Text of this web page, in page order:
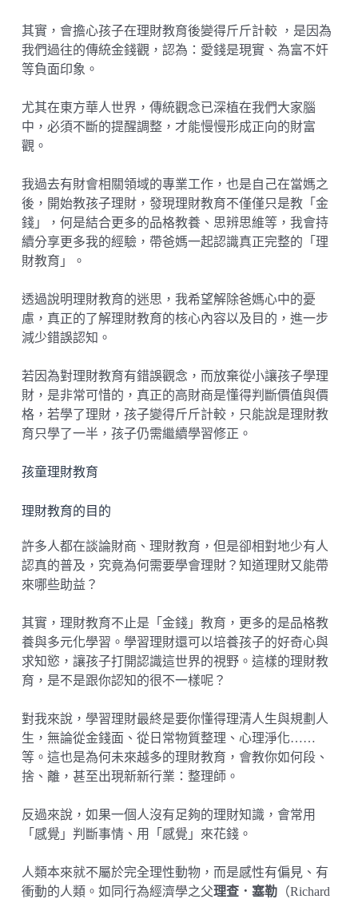
其實，會擔心孩子在理財教育後變得斤斤計較 ，是因為
我們過往的傳統金錢觀，認為：愛錢是現實、為富不奸
等負面印象。
尤其在東方華人世界，傳統觀念已深植在我們大家腦
中，必須不斷的提醒調整，才能慢慢形成正向的財富
觀。
我過去有財會相關領域的專業工作，也是自己在當媽之
後，開始教孩子理財，發現理財教育不僅僅只是教「金
錢」，何是結合更多的品格教養、思辨思維等，我會持
續分享更多我的經驗，帶爸媽一起認識真正完整的「理
財教育」。
透過說明理財教育的迷思，我希望解除爸媽心中的憂
慮，真正的了解理財教育的核心內容以及目的，進一步
減少錯誤認知。
若因為對理財教育有錯誤觀念，而放棄從小讓孩子學理
財，是非常可惜的，真正的高財商是懂得判斷價值與價
格，若學了理財，孩子變得斤斤計較，只能說是理財教
育只學了一半，孩子仍需繼續學習修正。
孩童理財教育
理財教育的目的
許多人都在談論財商、理財教育，但是卻相對地少有人
認真的普及，究竟為何需要學會理財？知道理財又能帶
來哪些助益？
其實，理財教育不止是「金錢」教育，更多的是品格教
養與多元化學習。學習理財還可以培養孩子的好奇心與
求知慾，讓孩子打開認識這世界的視野。這樣的理財教
育，是不是跟你認知的很不一樣呢？
對我來說，學習理財最終是要你懂得理清人生與規劃人
生，無論從金錢面、從日常物質整理、心理淨化……
等。這也是為何未來越多的理財教育，會教你如何段、
捨、離，甚至出現新新行業：整理師。
反過來說，如果一個人沒有足夠的理財知識，會常用
「感覺」判斷事情、用「感覺」來花錢。
人類本來就不屬於完全理性動物，而是感性有偏見、有
衝動的人類。如同行為經濟學之父理查．塞勒（Richard